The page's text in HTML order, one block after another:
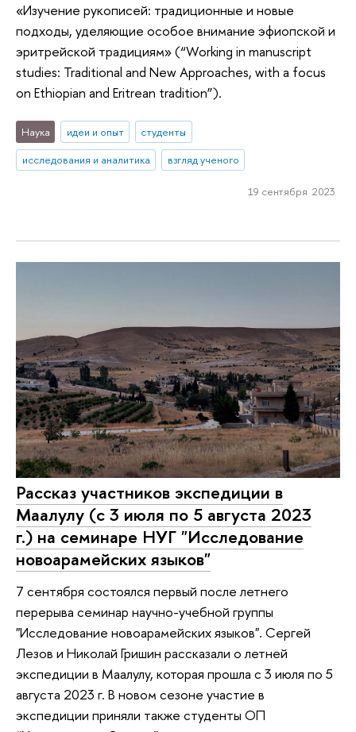
«Изучение рукописей: традиционные и новые
подходы, уделяющие особое внимание эфиопской и
эритрейской традициям» (“Working in manuscript
studies: Traditional and New Approaches, with a focus
on Ethiopian and Eritrean tradition”).
Наука идеи и опыт
студенты
исследования и аналитика
взгляд ученого
19 сентября 2023
Рассказ участников экспедиции в
Маалулу (с 3 июля по 5 августа 2023
г.) на семинаре НУГ "Исследование
новоарамейских языков"
7 сентября состоялся первый после летнего
перерыва семинар научно-учебной группы
"Исследование новоарамейских языков". Сергей
Лезов и Николай Гришин рассказали о летней
экспедиции в Маалулу, которая прошла с 3 июля по 5
августа 2023 г. В новом сезоне участие в
экспедиции приняли также студенты ОП